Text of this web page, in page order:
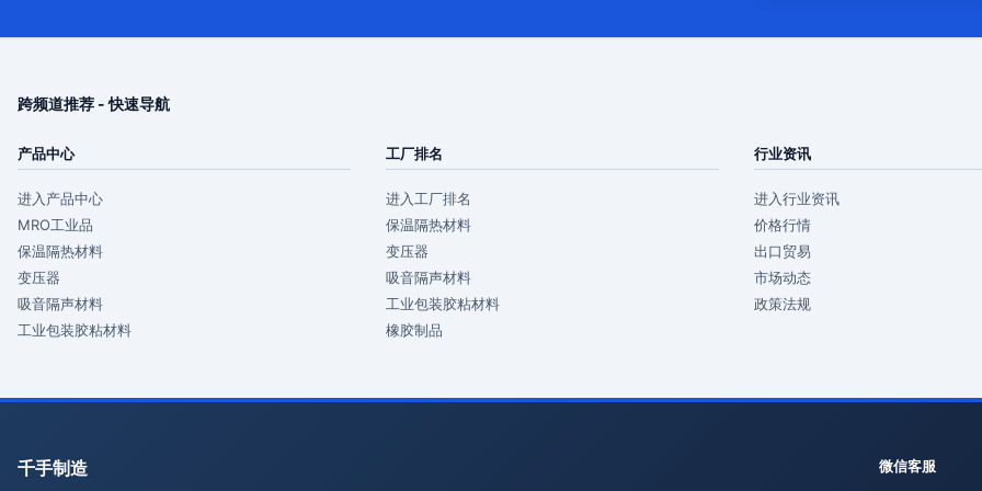
跨频道推荐 - 快速导航
产品中心
进入产品中心
MRO工业品
保温隔热材料
变压器
吸音隔声材料
工业包装胶粘材料
工厂排名
进入工厂排名
保温隔热材料
变压器
吸音隔声材料
工业包装胶粘材料
橡胶制品
行业资讯
进入行业资讯
价格行情
出口贸易
市场动态
政策法规
千手制造 微信客服